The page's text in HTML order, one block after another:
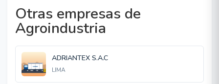
Otras empresas de
Agroindustria
ADRIANTEX S.A.C
LIMA